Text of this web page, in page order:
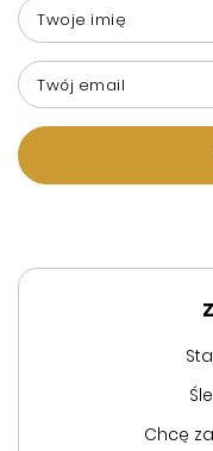
Twoje imię
Twój email
Chcę